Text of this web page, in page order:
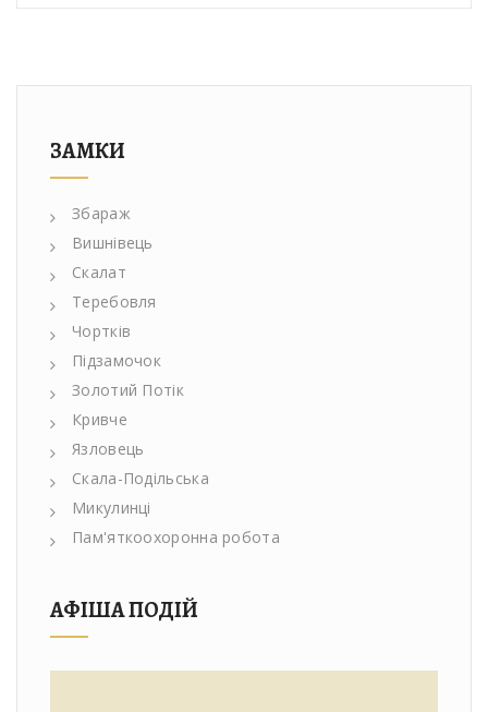
ЗАМКИ
Збараж
Вишнівець
Скалат
Теребовля
Чортків
Підзамочок
Золотий Потік
Кривче
Язловець
Скала-Подільська
Микулинці
Пам'яткоохоронна робота
АФІША ПОДІЙ